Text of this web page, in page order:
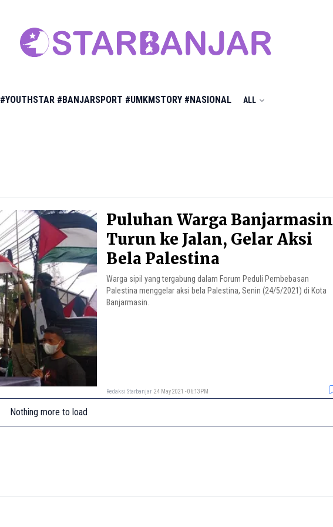
#YOUTHSTAR #BANJARSPORT #UMKMSTORY #NASIONAL ALL
Puluhan Warga Banjarmasin
Turun ke Jalan, Gelar Aksi
Bela Palestina
Warga sipil yang tergabung dalam Forum Peduli Pembebasan
Palestina menggelar aksi bela Palestina, Senin (24/5/2021) di Kota
Banjarmasin.
Redaksi Starbanjar 24 May 2021 - 06:13PM
Nothing more to load